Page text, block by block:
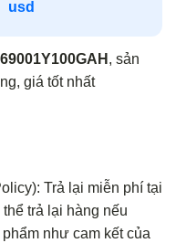
, sản
giá tốt nhất
Trả lại miễn phí tại
trả lại hàng nếu
như cam kết của